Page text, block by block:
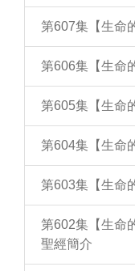
第607集【生命
第606集【生命
第605集【生命
第604集【生命
第603集【生命
第602集【生命
聖經簡介